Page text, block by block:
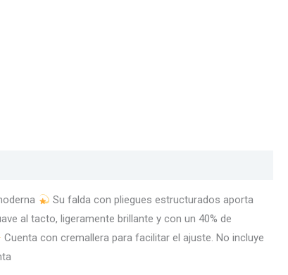
Su falda con pliegues estructurados aporta
al tacto, ligeramente brillante y con un 40% de
Cuenta con cremallera para facilitar el ajuste. No incluye